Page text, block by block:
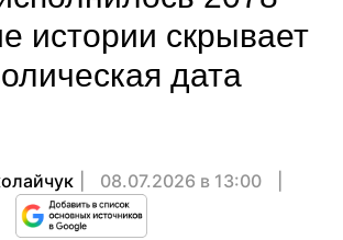
истории скрывает
дата
08.07.2026 в 13:00